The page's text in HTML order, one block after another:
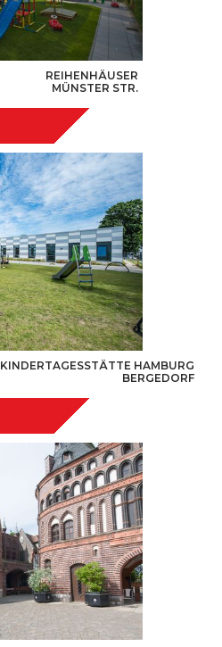
REIHENHÄUSER
MÜNSTER STR.
KINDERTAGESSTÄTTE HAMBURG
BERGEDORF